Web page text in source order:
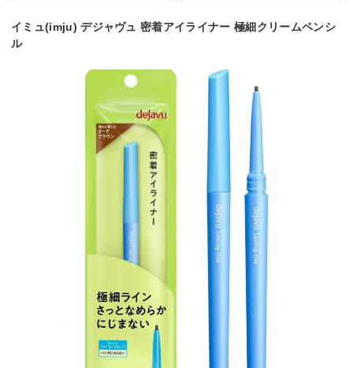
イミュ(imju) デジャヴュ 密着アイライナー 極細クリームペンシ
ル